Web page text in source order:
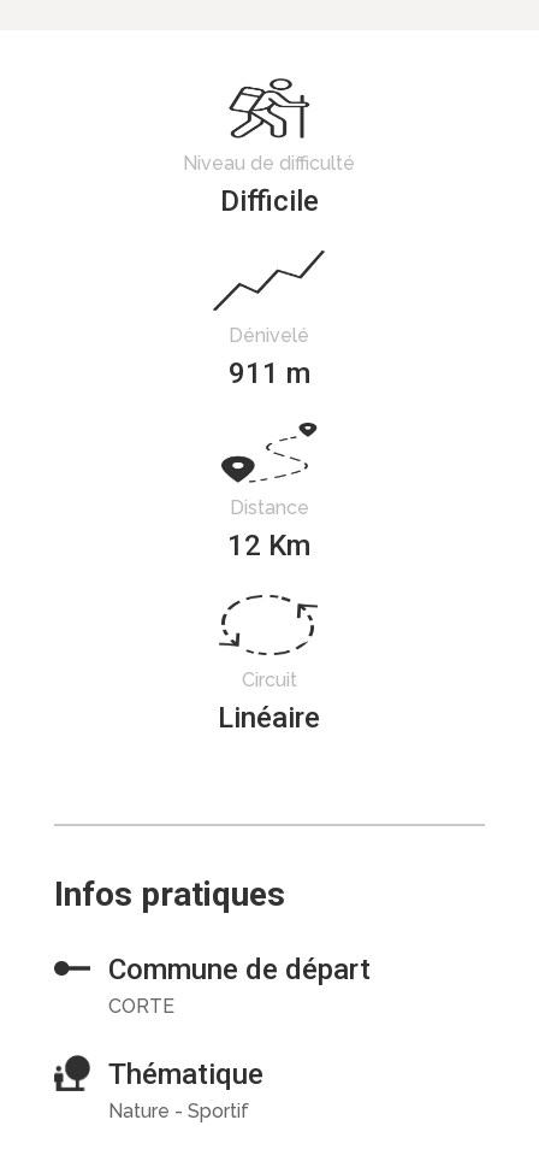
Niveau de difficulté
Difficile
Dénivelé
911 m
Distance
12 Km
Circuit
Linéaire
Infos pratiques
Commune de départ
CORTE
Thématique
Nature - Sportif